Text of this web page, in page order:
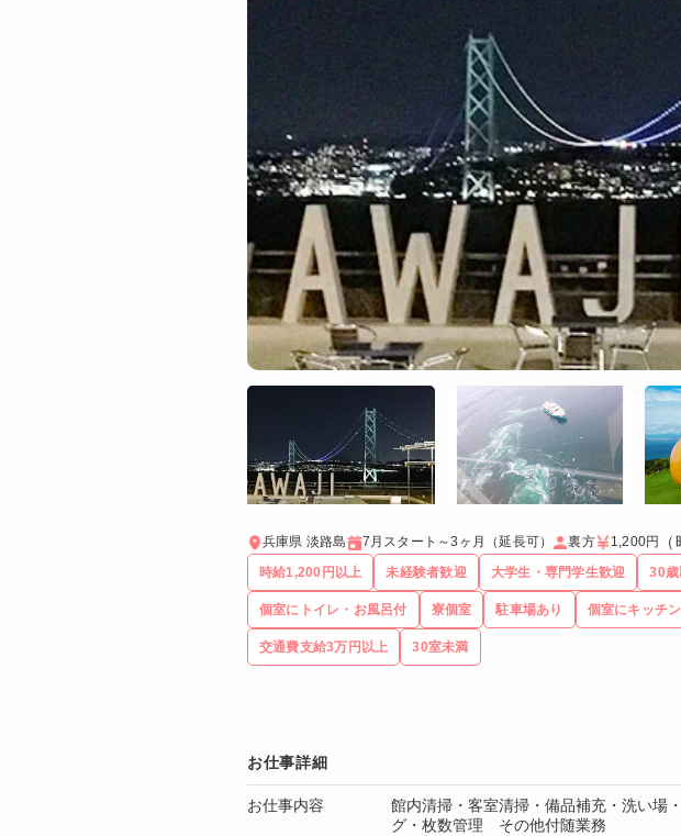
兵庫県 淡路島 7月スタート～3ヶ月（延長可） 裏方 1,200円
時給1,200円以上 未経験者歓迎 大学生・専門学生歓迎 30歳
個室にトイレ・お風呂付 寮個室 駐車場あり 個室にキッチ
交通費支給3万円以上 30室未満
お仕事詳細
お仕事内容
館内清掃・客室清掃・備品補充・洗い場
グ・枚数管理 その他付随業務